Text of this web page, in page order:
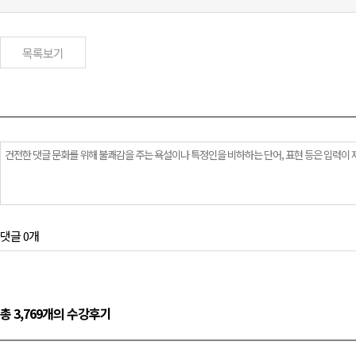
목록보기
댓글 0개
총 3,769개의 수강후기